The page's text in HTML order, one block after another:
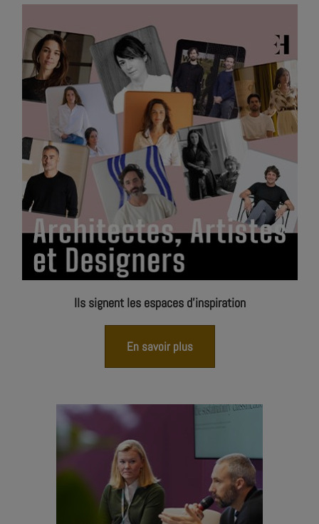
Ils signent les espaces d'inspiration
En savoir plus